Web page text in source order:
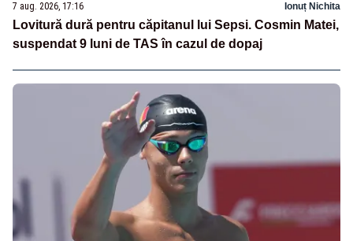
7 aug. 2026, 17:16 Ionuț Nichita
Lovitură dură pentru căpitanul lui Sepsi. Cosmin Matei,
suspendat 9 luni de TAS în cazul de dopaj